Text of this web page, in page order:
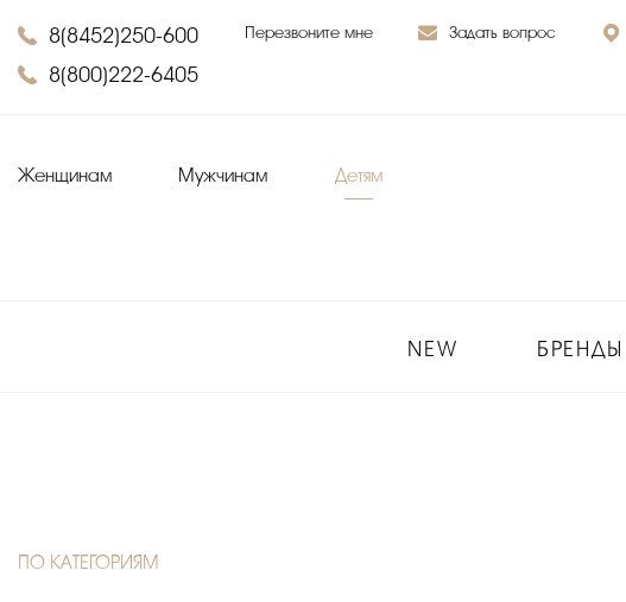
8(8452)250-600
8(800)222-6405
Перезвоните мне Задать вопрос
Женщинам Мужчинам Детям
NEW БРЕНДЫ
ПО КАТЕГОРИЯМ